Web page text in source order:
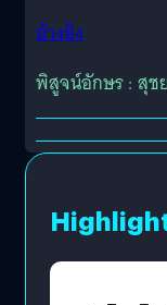
อ้างอิง
พิสูจน์อักษร : สุช